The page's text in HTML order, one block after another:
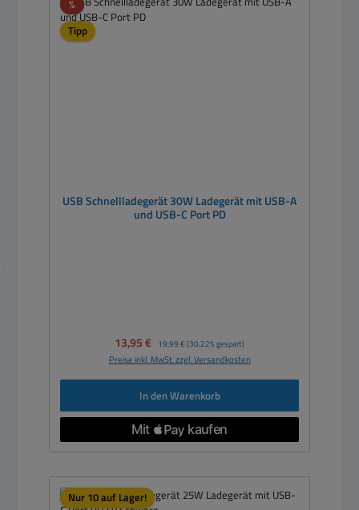
%
Tipp
USB Schnellladegerät 30W Ladegerät mit USB-A
und USB-C Port PD
Verkaufspreis:
13,95 € Regulärer Preis:
19,99 € (30.22% gespart)
Preise inkl. MwSt. zzgl. Versandkosten
In den Warenkorb
Nur 10 auf Lager!